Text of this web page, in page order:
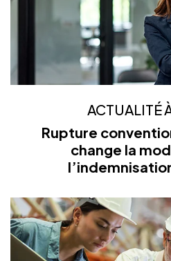
ACTUALITÉ
Rupture
change la